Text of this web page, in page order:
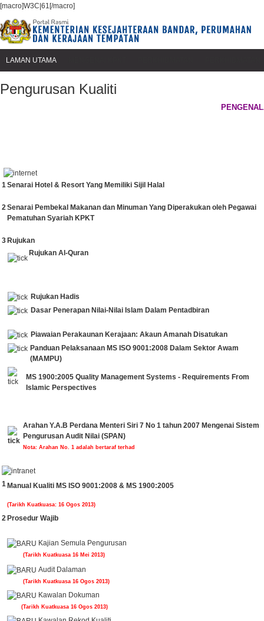
[macro]W3C|61[/macro]
LAMAN UTAMA
Pengurusan Kualiti
1Senarai Hotel & Resort Yang Memiliki Sijil Halal
2Senarai Pembekal Makanan dan Minuman Yang Diperakukan oleh Pegawai
Pematuhan Syariah KPKT
3 Rujukan
Rujukan Al-Quran
Rujukan Hadis
Dasar Penerapan Nilai-Nilai Islam Dalam Pentadbiran
Piawaian Perakaunan Kerajaan: Akaun Amanah Disatukan
Panduan Pelaksanaan MS ISO 9001:2008 Dalam Sektor Awam
(MAMPU)
MS 1900:2005 Quality Management Systems - Requirements From
Islamic Perspectives
Arahan Y.A.B Perdana Menteri Siri 7 No 1 tahun 2007 Mengenai Sistem
Pengurusan Audit Nilai (SPAN)
Nota: Arahan No. 1 adalah bertaraf terhad
1 Manual Kualiti MS ISO 9001:2008 & MS 1900:2005
(Tarikh Kuatkuasa: 16 Ogos 2013)
2 Prosedur Wajib
Kajian Semula Pengurusan
(Tarikh Kuatkuasa 16 Mei 2013)
Audit Dalaman
(Tarikh Kuatkuasa 16 Ogos 2013)
Kawalan Dokuman
(Tarikh Kuatkuasa 16 Ogos 2013)